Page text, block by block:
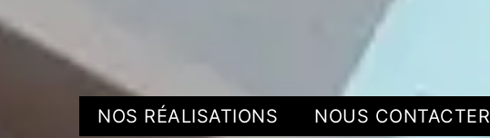
NOS RÉALISATIONS NOUS CONTACTER